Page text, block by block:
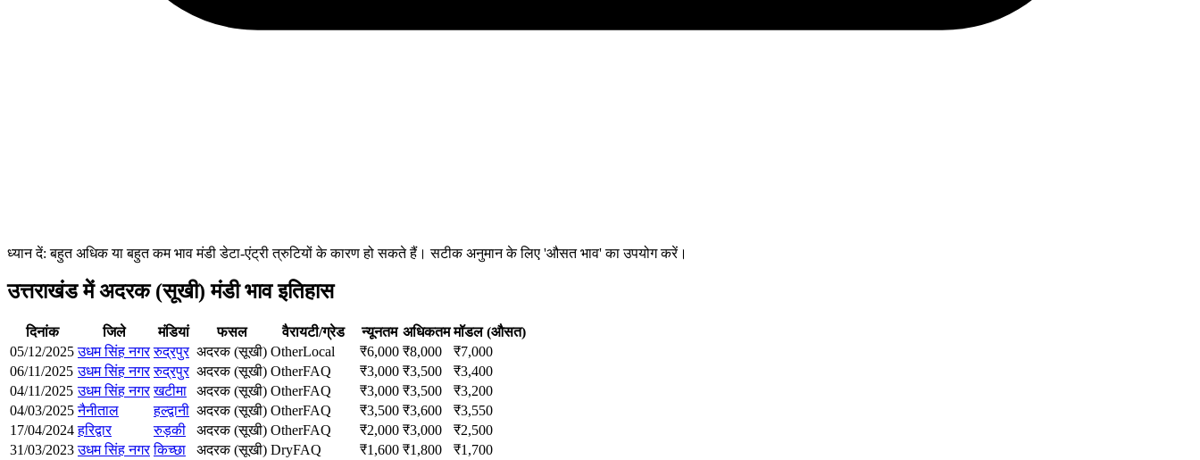
ध्यान दें: बहुत अधिक या बहुत कम भाव मंडी डेटा-एंट्री त्रुटियों के कारण हो सकते हैं। सटीक अनुमान के लिए 'औसत भाव' का उपयोग करें।
उत्तराखंड में अदरक (सूखी) मंडी भाव इतिहास
दिनांक जिले मंडियां फसल वैरायटी/ग्रेड न्यूनतम अधिकतम मॉडल (औसत)
05/12/2025 उधम सिंह नगर रुद्रपुर अदरक (सूखी) OtherLocal ₹6,000 ₹8,000 ₹7,000
06/11/2025 उधम सिंह नगर रुद्रपुर अदरक (सूखी) OtherFAQ ₹3,000 ₹3,500 ₹3,400
04/11/2025 उधम सिंह नगर खटीमा अदरक (सूखी) OtherFAQ ₹3,000 ₹3,500 ₹3,200
04/03/2025 नैनीताल हल्द्वानी अदरक (सूखी) OtherFAQ ₹3,500 ₹3,600 ₹3,550
17/04/2024 हरिद्वार रुड़की अदरक (सूखी) OtherFAQ ₹2,000 ₹3,000 ₹2,500
31/03/2023 उधम सिंह नगर किच्छा अदरक (सूखी) DryFAQ ₹1,600 ₹1,800 ₹1,700